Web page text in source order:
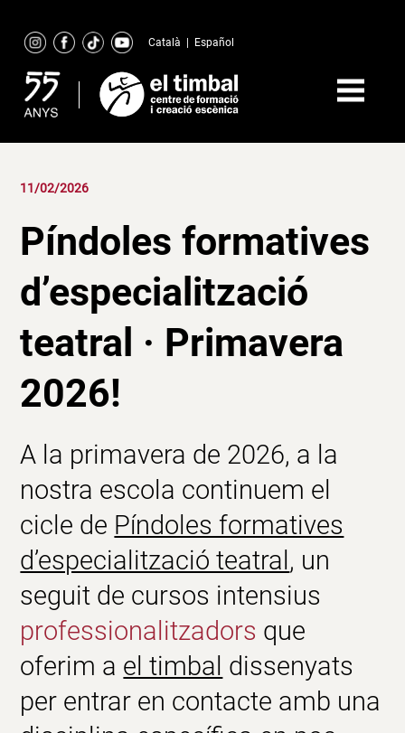
content
Català Español
11/02/2026
Píndoles formatives
d’especialització
teatral · Primavera
2026!
A la primavera de 2026, a la
nostra escola continuem el
cicle de Píndoles formatives
d’especialització teatral , un
seguit de cursos intensius
professionalitzadors que
oferim a el timbal dissenyats
per entrar en contacte amb una